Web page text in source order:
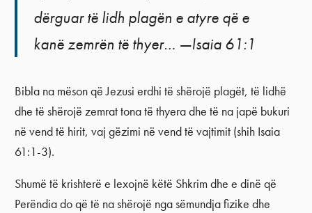
dërguar të lidh plagën e atyre që e
kanë zemrën të thyer… —Isaia 61:1
Bibla na mëson që Jezusi erdhi të shërojë plagët, të lidhë
dhe të shërojë zemrat tona të thyera dhe të na japë bukuri
në vend të hirit, vaj gëzimi në vend të vajtimit (shih Isaia
61:1-3).
Shumë të krishterë e lexojnë këtë Shkrim dhe e dinë që
Perëndia do që të na shërojë nga sëmundja fizike dhe